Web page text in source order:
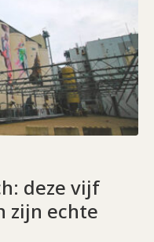
deze vijf
zijn echte